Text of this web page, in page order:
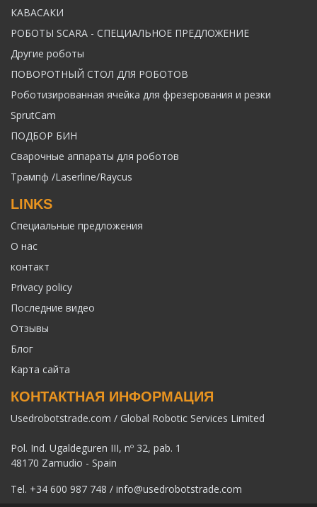
КАВАСАКИ
РОБОТЫ SCARA - СПЕЦИАЛЬНОЕ ПРЕДЛОЖЕНИЕ
Другие роботы
ПОВОРОТНЫЙ СТОЛ ДЛЯ РОБОТОВ
Роботизированная ячейка для фрезерования и резки
SprutCam
ПОДБОР БИН
Сварочные аппараты для роботов
Трампф /Laserline/Raycus
LINKS
Специальные предложения
О нас
контакт
Privacy policy
Последние видео
Отзывы
Блог
Карта сайта
КОНТАКТНАЯ ИНФОРМАЦИЯ
Usedrobotstrade.com / Global Robotic Services Limited
Pol. Ind. Ugaldeguren III, nº 32, pab. 1
48170 Zamudio - Spain
Tel. +34 600 987 748 / info@usedrobotstrade.com